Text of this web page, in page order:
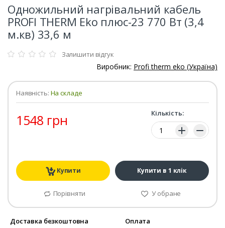
Одножильний нагрівальний кабель
PROFI THERM Eko плюс-23 770 Вт (3,4
м.кв) 33,6 м
Залишити відгук
Виробник: Profi therm eko (Україна)
Наявність: На складе
1548 грн Кількість:
Кількість:
Купити Купити в 1 клік
Порівняти У обране
Доставка безкоштовна
Оплата